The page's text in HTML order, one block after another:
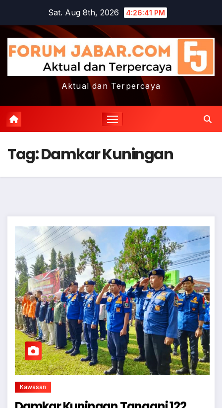
content
Sat. Aug 8th, 2026 4:26:41 PM
Aktual dan Terpercaya
Tag:Damkar Kuningan
Kawasan